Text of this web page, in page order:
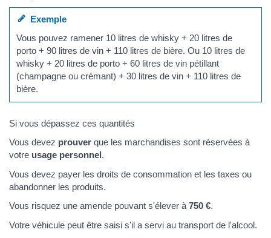
Exemple
Vous pouvez ramener 10 litres de whisky + 20 litres de
porto + 90 litres de vin + 110 litres de bière. Ou 10 litres de
whisky + 20 litres de porto + 60 litres de vin pétillant
(champagne ou crémant) + 30 litres de vin + 110 litres de
bière.
Si vous dépassez ces quantités
Vous devez prouver que les marchandises sont réservées à
votre usage personnel.
Vous devez payer les droits de consommation et les taxes ou
abandonner les produits.
Vous risquez une amende pouvant s'élever à 750 €.
Votre véhicule peut être saisi s'il a servi au transport de l'alcool.